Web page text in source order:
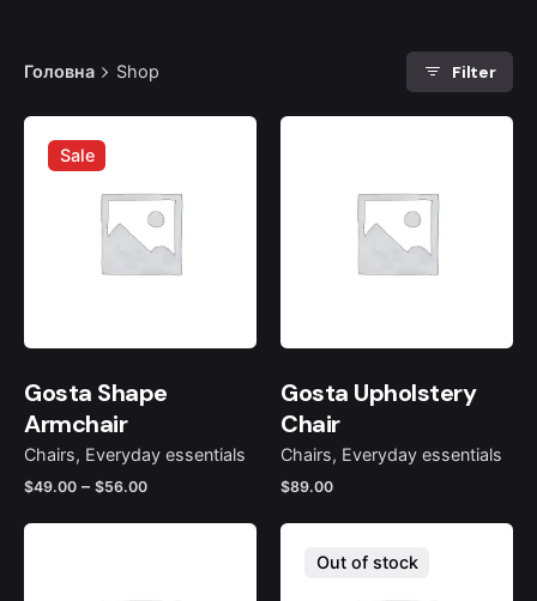
Головна Shop Filter
Sale
Gosta Shape
Armchair
Chairs Everyday essentials
$49.00 – $56.00
Gosta Upholstery
Chair
Chairs Everyday essentials
$89.00
Out of stock